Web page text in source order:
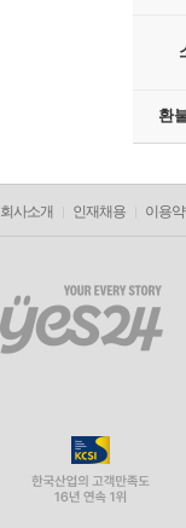
환
회사소개 인재채용 이용